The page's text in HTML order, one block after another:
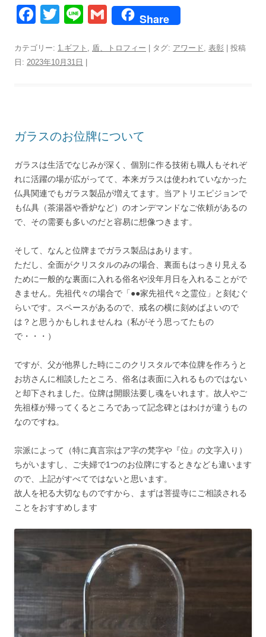
F
c
e
o
k
T
tt
er
Li
e
G
ail
Share
カテゴリー: 1.ギフト 盾、トロフィー | タグ: アワード 表彰 | 投稿
日: 2023年10月31日
ガラスのお位牌について
ガラスは生活でなじみが深く、個別に作る技術も職人もそれぞ
れに活躍の場が広がってて、本来ガラスは使われていなかった
仏具関連でもガラス製品が増えてます。当アトリエピジョンで
も仏具（茶湯器や香炉など）のオンデマンドなご依頼があるの
で、その需要も多いのだと容易に想像つきます。
そして、なんと位牌までガラス製品はあります。
ただし、全面がクリスタルのみの場合、裏面もはっきり見える
ために一般的な裏面に入れる俗名や没年月日を入れることがで
きません。先祖代々の場合で「●●家先祖代々之霊位」と刻むぐ
らいです。スペースがあるので、戒名の横に刻めばよいので
は？と思うかもしれませんね（私がそう思ってたもの
で・・・）
ですが、父が他界した時にこのクリスタルで本位牌を作ろうと
お坊さんに相談したところ、俗名は表面に入れるものではない
と却下されました。位牌は開眼法要し魂をいれます。故人やご
先祖様が帰ってくるところであって記念碑とはわけが違うもの
なのですね。
宗派によって（特に真言宗はア字の梵字や『位』の文字入り）
ちがいますし、ご夫婦で1つのお位牌にするときなども違います
ので、上記がすべてではないと思います。
故人を祀る大切なものですから、まずは菩提寺にご相談される
ことをおすすめします